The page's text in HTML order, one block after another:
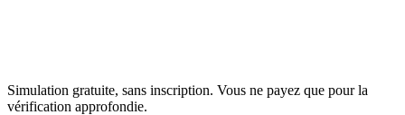
Simulation gratuite, sans inscription. Vous ne payez que pour la
vérification approfondie.